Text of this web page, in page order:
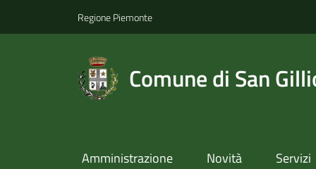
Regione Piemonte
Comune di San
Amministrazione Novità Servizi